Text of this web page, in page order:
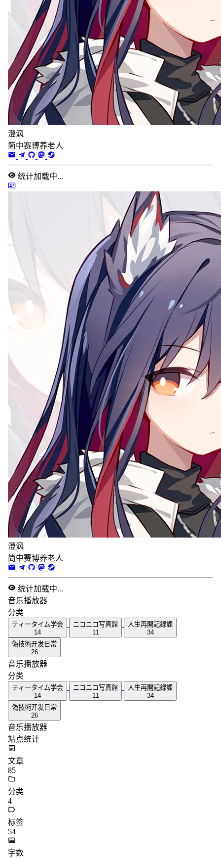
澄沨
简中赛博养老人
统计加载中...
澄沨
简中赛博养老人
统计加载中...
音乐播放器
分类
ティータイム学会
14
ニコニコ写真館
11
人生再開記録課
34
偽技術开发日常
26
音乐播放器
分类
ティータイム学会
14
ニコニコ写真館
11
人生再開記録課
34
偽技術开发日常
26
音乐播放器
站点统计
文章
85
分类
4
标签
54
字数